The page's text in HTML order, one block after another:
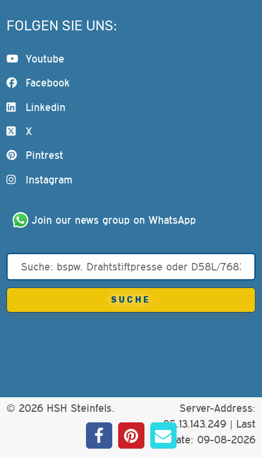
FOLGEN SIE UNS:
Youtube
Facebook
Linkedin
X
Pintrest
Instagram
Join our news group on WhatsApp
© 2026 HSH Steinfels.
Server-Address:
85.13.143.249 | Last
update: 09-08-2026